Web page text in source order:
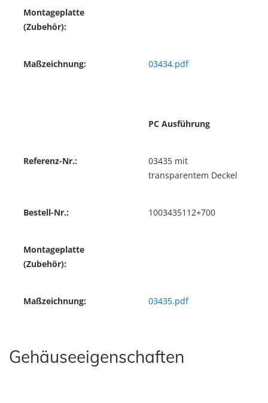
Montageplatte
(Zubehör):
Maßzeichnung: 03434.pdf
PC Ausführung
Referenz-Nr.:
03435 mit
transparentem Deckel
Bestell-Nr.: 1003435112+700
Montageplatte
(Zubehör):
Maßzeichnung: 03435.pdf
Gehäuseeigenschaften